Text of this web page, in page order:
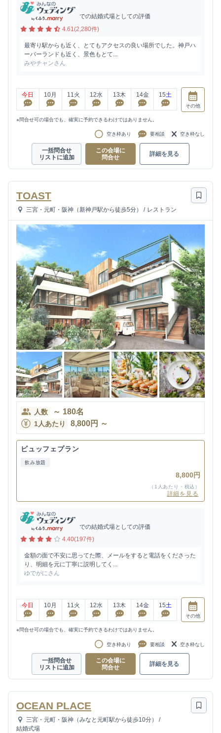
での結婚式場としての評価
4.61(2,280件)
最寄り駅からも近く、とてもアクセスの良い場所でした。神戸ハ
ーバーランドも近く、景色もとて...
みやチャンさん
今日 10月 11火 12水 13木 14金 15土
その他
※問合せ可の場合でも、確実に予約できるわけではありません。
空き枠あり 要相談 空き枠なし
一括問合せ
リストに追加
この会場に
問合せ
詳細を見る
TOAST
三宮・元町・阪神（新神戸駅から徒歩5分） / レストラン
人数 ～ 180名
1人あたり 8,800円 ～
ビュッフェプラン
飲み放題
8,800円
（1人あたり・税込）
詳細を見る
での結婚式場としての評価
4.40(197件)
金額の面で不安に思ってた際、メールをすると電話をくださった
り、明細を元に丁寧に説明してく...
ゆでがにさん
今日 10月 11 火 12水 13木 14金 15土
その他
※問合せ可の場合でも、確実に予約できるわけではありません。
空き枠あり 要相談 空き枠なし
一括問合せ
リストに追加
この会場に
問合せ
詳細を見る
OCEAN PLACE
三宮・元町・阪神（みなと元町駅から徒歩10分）
/
結婚式場